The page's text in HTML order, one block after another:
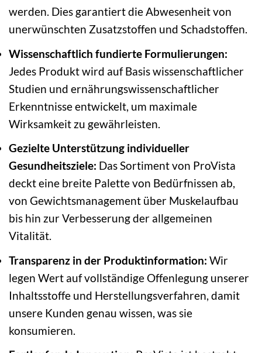
werden. Dies garantiert die Abwesenheit von
unerwünschten Zusatzstoffen und Schadstoffen.
Wissenschaftlich fundierte Formulierungen:
Jedes Produkt wird auf Basis wissenschaftlicher
Studien und ernährungswissenschaftlicher
Erkenntnisse entwickelt, um maximale
Wirksamkeit zu gewährleisten.
Gezielte Unterstützung individueller
Gesundheitsziele: Das Sortiment von ProVista
deckt eine breite Palette von Bedürfnissen ab,
von Gewichtsmanagement über Muskelaufbau
bis hin zur Verbesserung der allgemeinen
Vitalität.
Transparenz in der Produktinformation: Wir
legen Wert auf vollständige Offenlegung unserer
Inhaltsstoffe und Herstellungsverfahren, damit
unsere Kunden genau wissen, was sie
konsumieren.